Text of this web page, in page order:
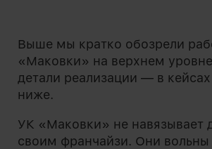
Выше мы кратко обозрели
«Маковки» на верхнем
детали реализации — в
ниже.
УК «Маковки» не навязывает
своим франчайзи. Они вольны